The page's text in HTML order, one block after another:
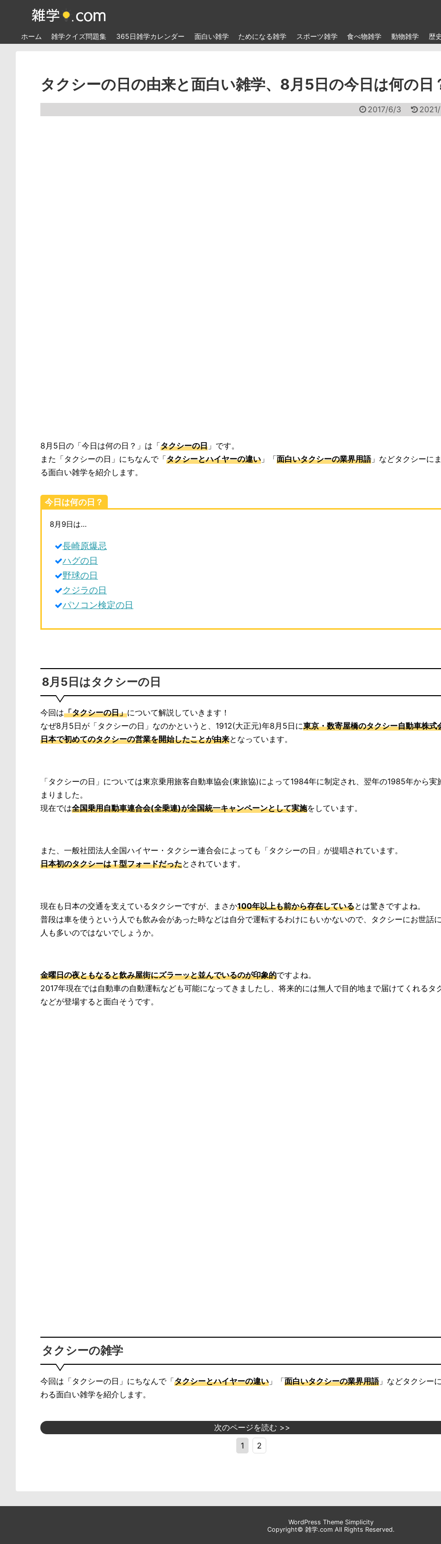
ホーム 雑学クイズ問題集 365日雑学カレンダー 面白い雑学 ためになる雑学 スポーツ雑学 食べ物雑学 動物雑学 歴
タクシーの日の由来と面白い雑学、8月5日の今日は何の日
2017/6/3
8月5日の「今日は何の日？」は「タクシーの日 」です。
また「タクシーの日」にちなんで「タクシーとハイヤーの違い 」「面白いタクシーの業界用語」などタクシーに
る面白い雑学を紹介します。
今日は何の日？
8月9日は…
長崎原爆忌
ハグの日
野球の日
クジラの日
パソコン検定の日
8月5日はタクシーの日
今回は「タクシーの日」について解説していきます！
なぜ8月5日が「タクシーの日」なのかというと、1912(大正元)年8月5日に東京・数寄屋橋のタクシー自動車株式
日本で初めてのタクシーの営業を開始したことが由来となっています。
「タクシーの日」については東京乗用旅客自動車協会(東旅協)によって1984年に制定され、翌年の1985年から実
まりました。
現在では全国乗用自動車連合会(全乗連)が全国統一キャンペーンとして実施をしています。
また、一般社団法人全国ハイヤー・タクシー連合会によっても「タクシーの日」が提唱されています。
日本初のタクシーはＴ型フォードだったとされています。
現在も日本の交通を支えているタクシーですが、まさか100年以上も前から存在しているとは驚きですよね。
普段は車を使うという人でも飲み会があった時などは自分で運転するわけにもいかないので、タクシーにお世話
人も多いのではないでしょうか。
金曜日の夜ともなると飲み屋街にズラーッと並んでいるのが印象的ですよね。
2017年現在では自動車の自動運転なども可能になってきましたし、将来的には無人で目的地まで届けてくれるタ
などが登場すると面白そうです。
タクシーの雑学
今回は「タクシーの日」にちなんで「タクシーとハイヤーの違い 」「面白いタクシーの業界用語」などタクシー
わる面白い雑学を紹介します。
次のページを読む >>
1
2
WordPress Theme Simplicity
Copyright© 雑学.comAll Rights Reserved.